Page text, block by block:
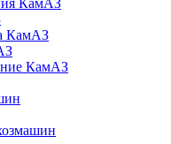
КамАЗ
КамАЗ
КамАЗ